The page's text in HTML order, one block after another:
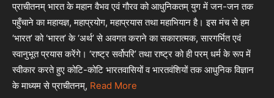
प्राचीतनम् भारत के महान वैभव एवं गौरव को आधुनिकतम् युग में जन-जन तक
पहुँचाने का महायज्ञ, महाप्रयोग, महाप्रयास तथा महाभियान है। इस मंच से हम
‘भारत’ को ‘भारत’ के ‘अर्थ’ से अवगत कराने का सकारात्मक, सारगर्भित एवं
स्वानुभूत प्रयास करेंगे। ‘राष्ट्र सर्वोपरि’ तथा राष्ट्र को ही परम् धर्म के रूप में
स्वीकार करते हुए कोटि-कोटि भारतवासियों व भारतवंशियों तक आधुनिक विज्ञान
के माध्यम से प्राचीतनम्, Read More